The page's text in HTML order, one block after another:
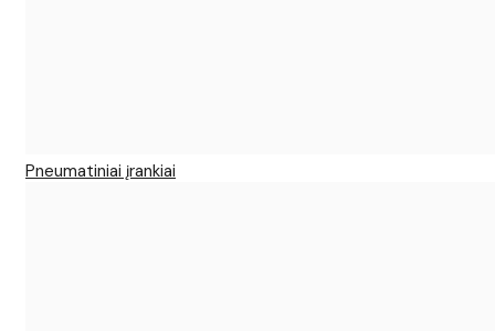
Pneumatiniai įrankiai